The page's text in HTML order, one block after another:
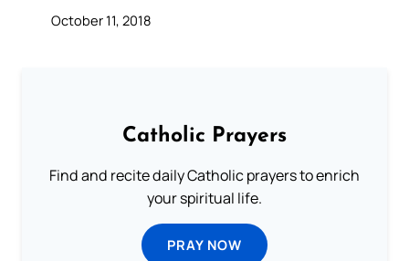
October 11, 2018
Catholic Prayers
Find and recite daily Catholic prayers to enrich
your spiritual life.
PRAY NOW